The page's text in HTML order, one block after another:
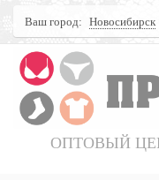
Ваш город: Новосибирск
ОПТОВЫЙ